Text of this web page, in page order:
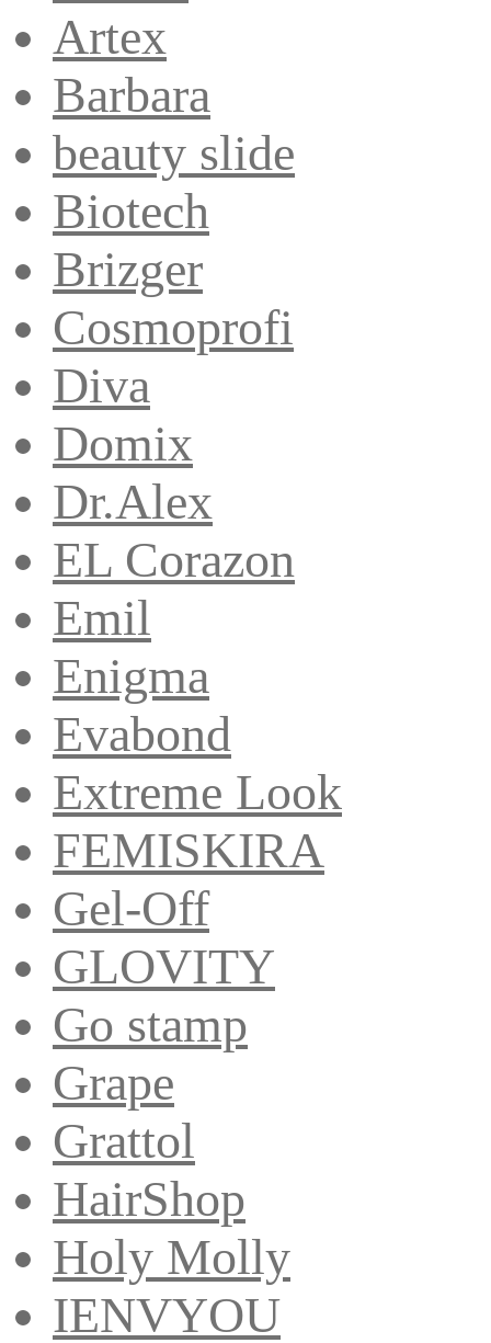
Artex
Barbara
beauty slide
Biotech
Brizger
Cosmoprofi
Diva
Domix
Dr.Alex
EL Corazon
Emil
Enigma
Evabond
Extreme Look
FEMISKIRA
Gel-Off
GLOVITY
Go stamp
Grape
Grattol
HairShop
Holy Molly
IENVYOU